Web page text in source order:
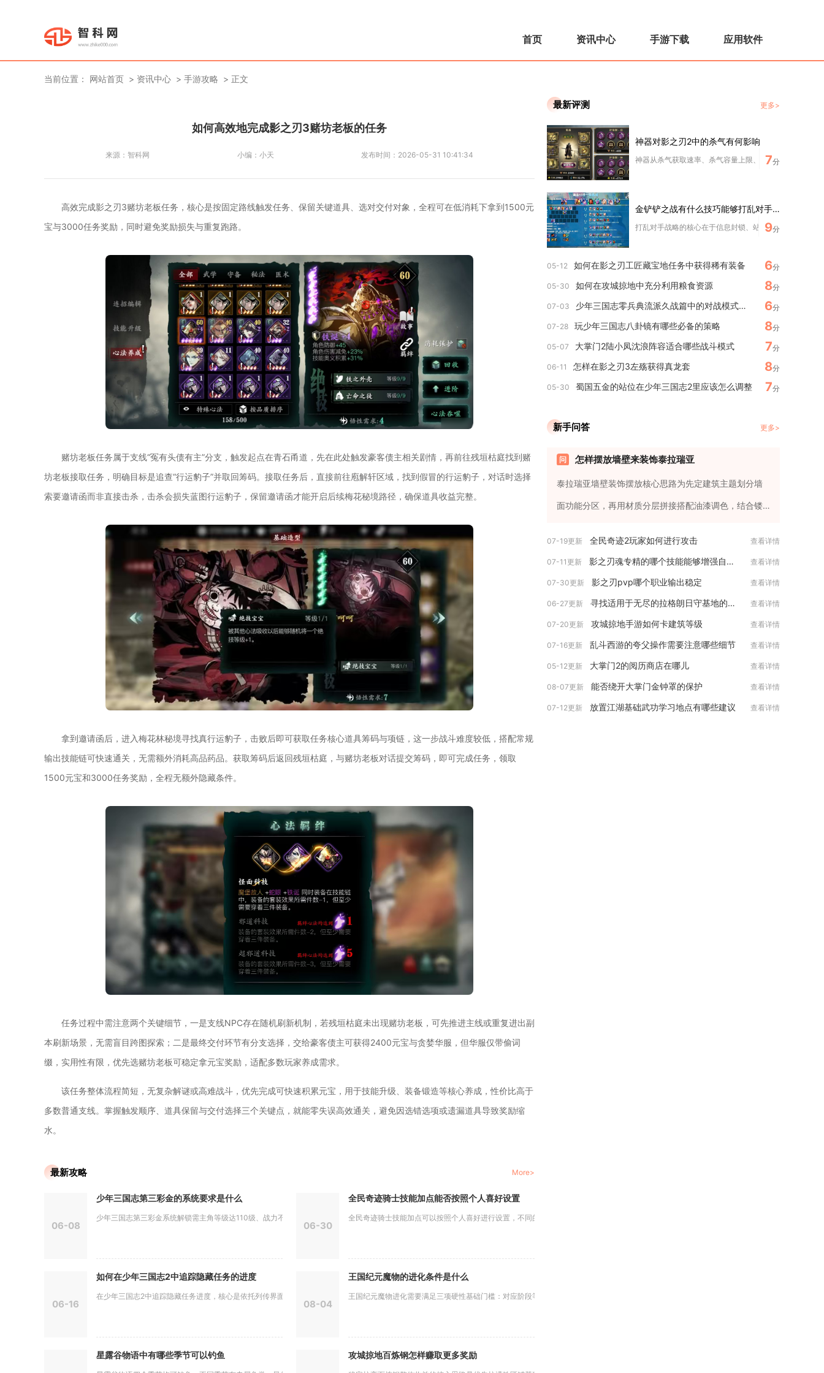
首页 资讯中心 手游下载 应用软件
当前位置： 网站首页 资讯中心 手游攻略 正文
如何高效地完成影之刃3赌坊老板的任务
来源： 智科网 小编： 小天 发布时间： 2026-05-31 10:41:34
高效完成影之刃3赌坊老板任务，核心是按固定路线触发任务、保留关键道具、选对交付对象，全程可在低消耗下拿到1500元
宝与3000任务奖励，同时避免奖励损失与重复跑路。
赌坊老板任务属于支线“冤有头债有主”分支，触发起点在青石甬道，先在此处触发豪客债主相关剧情，再前往残垣枯庭找到赌
坊老板接取任务，明确目标是追查“行运豹子”并取回筹码。接取任务后，直接前往庖解轩区域，找到假冒的行运豹子，对话时选择
索要邀请函而非直接击杀，击杀会损失蓝图行运豹子，保留邀请函才能开启后续梅花秘境路径，确保道具收益完整。
拿到邀请函后，进入梅花林秘境寻找真行运豹子，击败后即可获取任务核心道具筹码与项链，这一步战斗难度较低，搭配常规
输出技能链可快速通关，无需额外消耗高品药品。获取筹码后返回残垣枯庭，与赌坊老板对话提交筹码，即可完成任务，领取
1500元宝和3000任务奖励，全程无额外隐藏条件。
任务过程中需注意两个关键细节，一是支线NPC存在随机刷新机制，若残垣枯庭未出现赌坊老板，可先推进主线或重复进出副
本刷新场景，无需盲目跨图探索；二是最终交付环节有分支选择，交给豪客债主可获得2400元宝与贪婪华服，但华服仅带偷词
缀，实用性有限，优先选赌坊老板可稳定拿元宝奖励，适配多数玩家养成需求。
该任务整体流程简短，无复杂解谜或高难战斗，优先完成可快速积累元宝，用于技能升级、装备锻造等核心养成，性价比高于
多数普通支线。掌握触发顺序、道具保留与交付选择三个关键点，就能零失误高效通关，避免因选错选项或遗漏道具导致奖励缩
水。
最新攻略 More>
06-08
少年三国志第三彩金的系统要求是什么
少年三国志第三彩金系统解锁需主角等级达110级、战力不低于8...
06-30
全民奇迹骑士技能加点能否按照个人喜好设置
全民奇迹骑士技能加点可以按照个人喜好进行设置，不同的加点思路...
06-16
如何在少年三国志2中追踪隐藏任务的进度
在少年三国志2中追踪隐藏任务进度，核心是依托列传界面、成就系...
08-04
王国纪元魔物的进化条件是什么
王国纪元魔物进化需要满足三项硬性基础门槛：对应阶段等级上限、...
星露谷物语中有哪些季节可以钓鱼 攻城掠地百炼钢怎样赚取更多奖励
最新评测 更多>
神器对影之刃2中的杀气有何影响
神器从杀气获取速率、杀气容量上限、杀气消耗减免、满
7分
金铲铲之战有什么技巧能够打乱对手的战略
打乱对手战略的核心在于信息封锁、站位欺诈、卡牌干扰
9分
05-12 如何在影之刃工匠藏宝地任务中获得稀有装备 6分
05-30 如何在攻城掠地中充分利用粮食资源 8分
07-03 少年三国志零兵典流派久战篇中的对战模式是否具备多样性 6分
07-28 玩少年三国志八卦镜有哪些必备的策略 8分
05-07 大掌门2陆小凤沈浪阵容适合哪些战斗模式 7分
06-11 怎样在影之刃3左殇获得真龙套 8分
05-30 蜀国五金的站位在少年三国志2里应该怎么调整 7分
新手问答 更多>
怎样摆放墙壁来装饰泰拉瑞亚
泰拉瑞亚墙壁装饰摆放核心思路为先定建筑主题划分墙
面功能分区，再用材质分层拼接搭配油漆调色，结合镂
07-19更新 全民奇迹2玩家如何进行攻击 查看详情
07-11更新 影之刃魂专精的哪个技能能够增强自身的生命值 查看详情
07-30更新 影之刃pvp哪个职业输出稳定 查看详情
06-27更新 寻找适用于无尽的拉格朗日守基地的飞机是怎样的过程 查看详情
07-20更新 攻城掠地手游如何卡建筑等级 查看详情
07-16更新 乱斗西游的夸父操作需要注意哪些细节 查看详情
05-12更新 大掌门2的阅历商店在哪儿 查看详情
08-07更新 能否绕开大掌门金钟罩的保护 查看详情
07-12更新 放置江湖基础武功学习地点有哪些建议 查看详情